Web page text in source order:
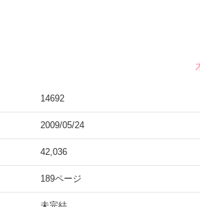
14692
2009/05/24
42,036
189ページ